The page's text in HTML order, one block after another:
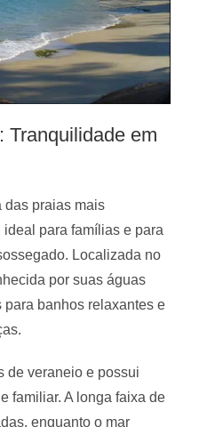
Tranquilidade em
das praias mais
para famílias e para
Localizada no
por suas águas
para banhos relaxantes e
de veraneio e possui
familiar. A longa faixa de
enquanto o mar